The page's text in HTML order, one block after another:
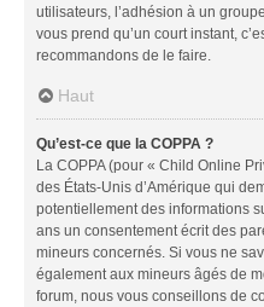
utilisateurs, l’adhésion à un
vous prend qu’un court instant,
recommandons de le faire.
Haut
Qu’est-ce que la COPPA ?
La COPPA (pour « Child Online
des États-Unis d’Amérique qui
potentiellement des informations
ans un consentement écrit des
mineurs concernés. Si vous ne
également aux mineurs âgés de
forum, nous vous conseillons de